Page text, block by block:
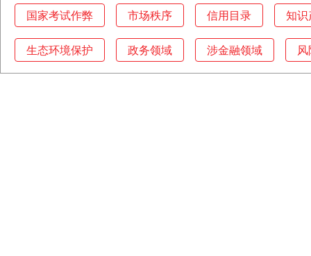
国家考试作弊 市场秩序 信用目录 知
生态环境保护 政务领域 涉金融领域